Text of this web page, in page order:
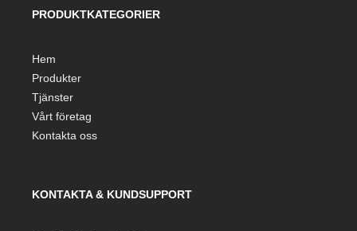
PRODUKTKATEGORIER
Hem
Produkter
Tjänster
Vårt företag
Kontakta oss
KONTAKTA & KUNDSUPPORT